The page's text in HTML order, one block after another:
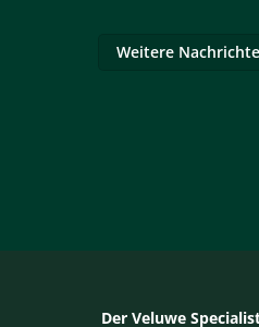
Weitere
Der Veluwe